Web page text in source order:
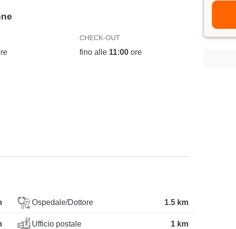
CHECK-OUT
fino alle 11:00ore
Ospedale/Dottore 1.5 km
Ufficio postale 1 km